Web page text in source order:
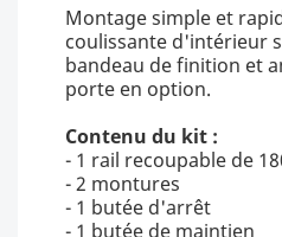
Montage simple et
coulissante d'intérieur
bandeau de finition et
porte en option.
Contenu du kit :
- 1 rail recoupable de
- 2 montures
- 1 butée d'arrêt
- 1 butée de maintien